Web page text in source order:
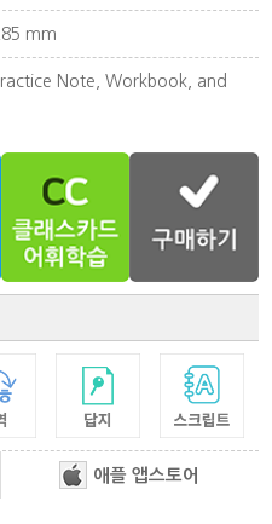
mm
Note, Workbook, and
애플 앱스토어